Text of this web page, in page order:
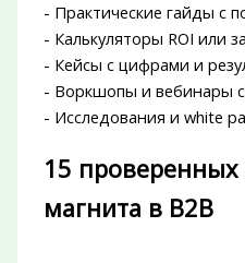
- Практические гайды с
- Калькуляторы ROI или
- Кейсы с цифрами и
- Воркшопы и вебинары
- Исследования и white
15
магнита в B2B